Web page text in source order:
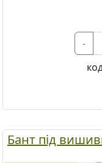
-
Бант під